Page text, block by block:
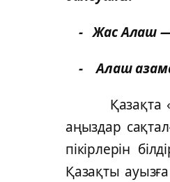
- Жас Алаш —
- Алаш
Қазақта
аңыздар
пікірлерін
Қазақты